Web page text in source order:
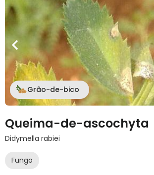
Grão-de-bico
Queima-de-ascochyta
Didymella rabiei
Fungo